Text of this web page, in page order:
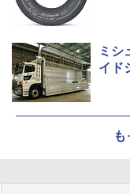
ミシ
イド